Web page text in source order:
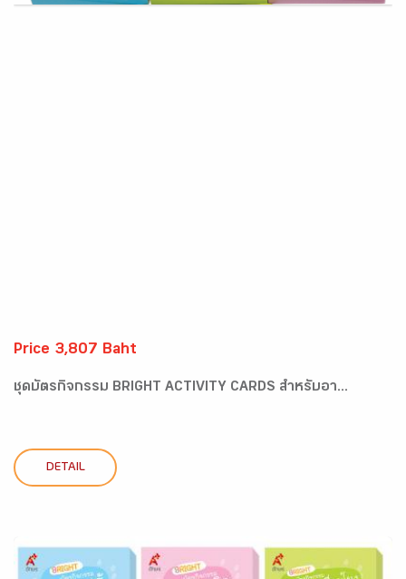
Price 3,807 Baht
ชุดบัตรกิจกรรม BRIGHT ACTIVITY CARDS สำหรับอา...
DETAIL